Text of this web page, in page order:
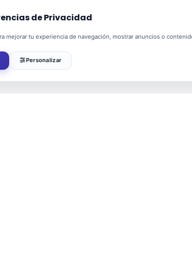
de Privacidad
mejorar tu experiencia de navegación, mostrar anuncios o
Personalizar